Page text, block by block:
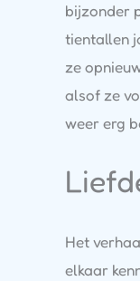
bijzonder
tientallen
ze
alsof ze
weer erg
Het
elkaar